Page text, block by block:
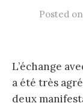
Posted on
L’échange
a été très
deux